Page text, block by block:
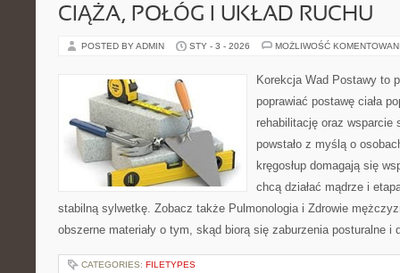
CIĄŻA, POŁÓG I UKŁAD RUCHU
POSTED BY ADMIN STY - 3 - 2026 MOŻLIWOŚĆ
Korekcja Wad Postawy to
poprawiać postawę ciała
rehabilitację oraz
powstało z myślą o
kręgosłup domagają się
chcą działać mądrze i
stabilną sylwetkę. Zobacz także Pulmonologia i Zdrowie
obszerne materiały o tym, skąd biorą się zaburzenia posturalne
CATEGORIES: FILETYPES